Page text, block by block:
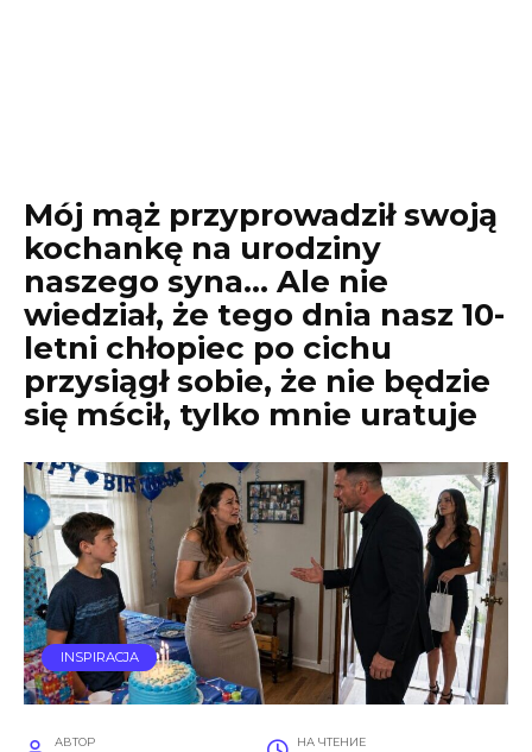
Mój mąż przyprowadził swoją
kochankę na urodziny
naszego syna… Ale nie
wiedział, że tego dnia nasz 10-
letni chłopiec po cichu
przysiągł sobie, że nie będzie
się mścił, tylko mnie uratuje
INSPIRACJA
АВТОР НА ЧТЕНИЕ